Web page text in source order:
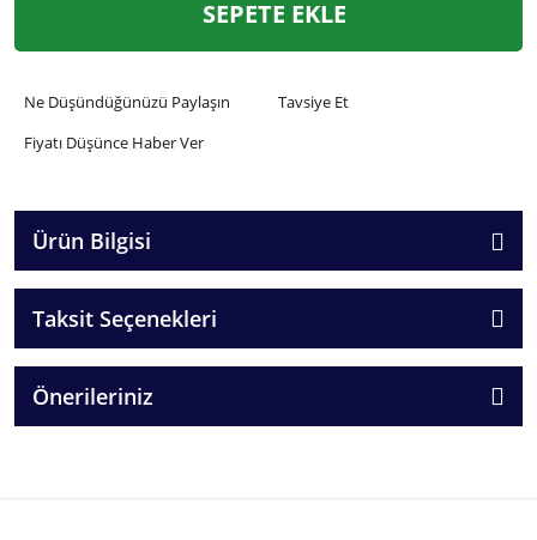
SEPETE EKLE
Ne Düşündüğünüzü Paylaşın
Tavsiye Et
Fiyatı Düşünce Haber Ver
Ürün Bilgisi
Taksit Seçenekleri
Önerileriniz